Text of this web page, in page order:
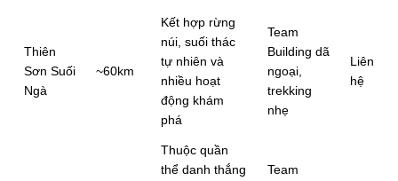
Thiên
Sơn Suối
Ngà
~60km
Kết hợp rừng
núi, suối thác
tự nhiên và
nhiều hoạt
động khám
phá
Team
Building dã
ngoại,
trekking
nhẹ
Liên
hệ
Thuộc quần
thể danh thắng
Team